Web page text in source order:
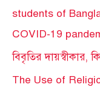
students of
COVID-19
বিবৃতির দায়স্বীকার,
The Use of